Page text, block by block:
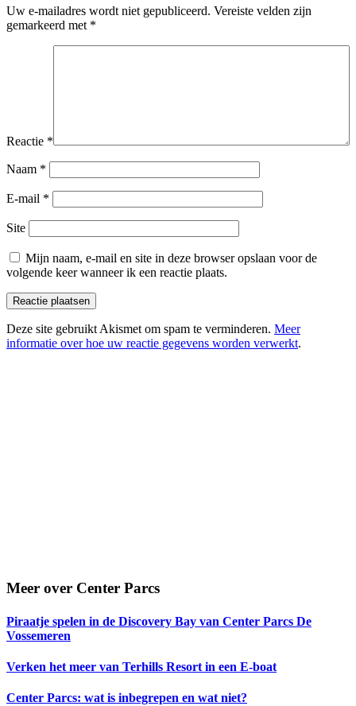
Uw e-mailadres wordt niet gepubliceerd. Vereiste velden zijn
gemarkeerd met *
Reactie *
Naam *
E-mail *
Site
Mijn naam, e-mail en site in deze browser opslaan voor de
volgende keer wanneer ik een reactie plaats.
Deze site gebruikt Akismet om spam te verminderen. Meer
informatie over hoe uw reactie gegevens worden verwerkt.
Meer over Center Parcs
Piraatje spelen in de Discovery Bay van Center Parcs De
Vossemeren
Verken het meer van Terhills Resort in een E-boat
Center Parcs: wat is inbegrepen en wat niet?